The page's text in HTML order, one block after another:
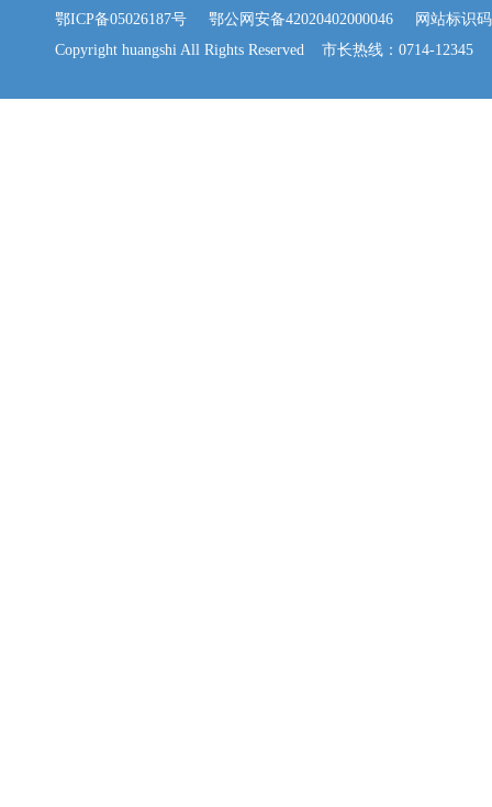
鄂ICP备05026187号
鄂公网安备42020402000046 网站标识码
Copyright huangshi All Rights Reserved 市长热线：0714-12345